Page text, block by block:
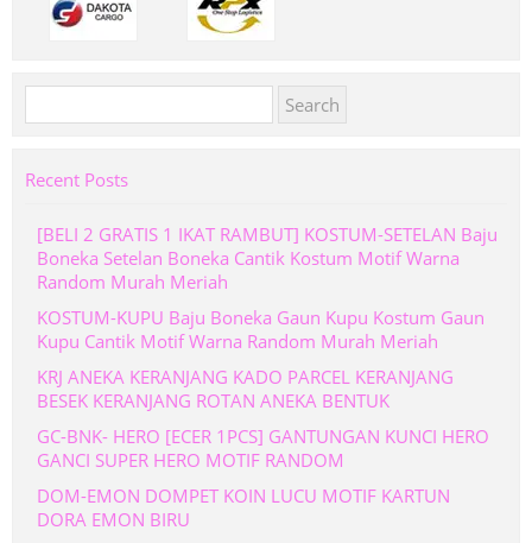
for:
Recent Posts
[BELI 2 GRATIS 1 IKAT RAMBUT] KOSTUM-SETELAN Baju
Boneka Setelan Boneka Cantik Kostum Motif Warna
Random Murah Meriah
KOSTUM-KUPU Baju Boneka Gaun Kupu Kostum Gaun
Kupu Cantik Motif Warna Random Murah Meriah
KRJ ANEKA KERANJANG KADO PARCEL KERANJANG
BESEK KERANJANG ROTAN ANEKA BENTUK
GC-BNK- HERO [ECER 1PCS] GANTUNGAN KUNCI HERO
GANCI SUPER HERO MOTIF RANDOM
DOM-EMON DOMPET KOIN LUCU MOTIF KARTUN
DORA EMON BIRU